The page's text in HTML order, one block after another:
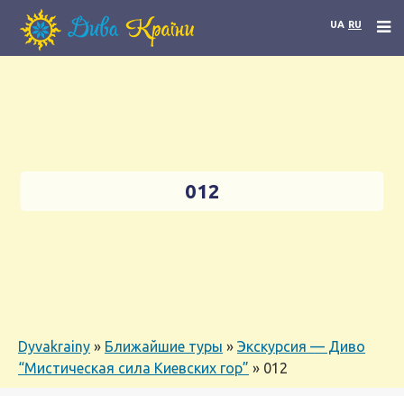
UA RU
012
Dyvakrainy » Ближайшие туры » Экскурсия — Диво
“Мистическая сила Киевских гор” » 012